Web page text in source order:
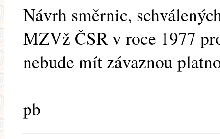
Návrh směrnic,
MZVž ČSR v roce 1977
nebude mít závaznou
pb